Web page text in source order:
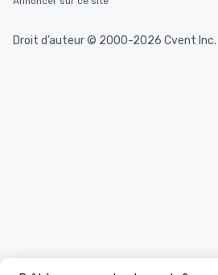
Droit d’auteur © 2000-2026 Cvent Inc.